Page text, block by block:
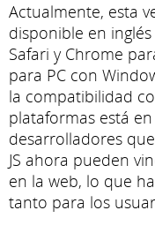
Actualmente, esta
disponible en
Safari y Chrome
para PC con
la compatibilidad
plataformas está
desarrolladores
JS ahora pueden
en la web, lo que
tanto para los